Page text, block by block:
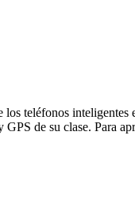
teléfonos
de su clase. Para